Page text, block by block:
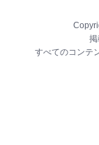
掲
すべてのコンテ